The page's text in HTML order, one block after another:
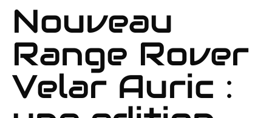
Nouveau
Range Rover
Velar Auric :